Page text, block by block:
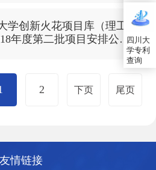
学创新火花项目库（理工
年度第二批项目安排公示
2 下页 尾页
友情链接
四川大
学专利
查询